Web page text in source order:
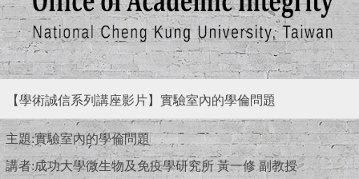
【學術誠信系列講座影片】實驗室內的學倫問題
主題:實驗室內的學倫問題
講者:成功大學微生物及免疫學研究所 黃一修 副教授